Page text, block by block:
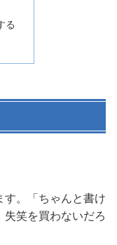
る
す。「ちゃんと書け
失笑を買わないだろ